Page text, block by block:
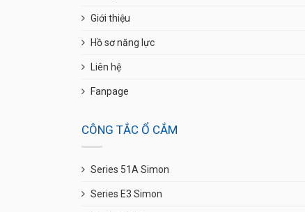
Giới thiệu
Hồ sơ năng lực
Liên hệ
Fanpage
CÔNG TẮC Ổ CẮM
Series 51A Simon
Series E3 Simon